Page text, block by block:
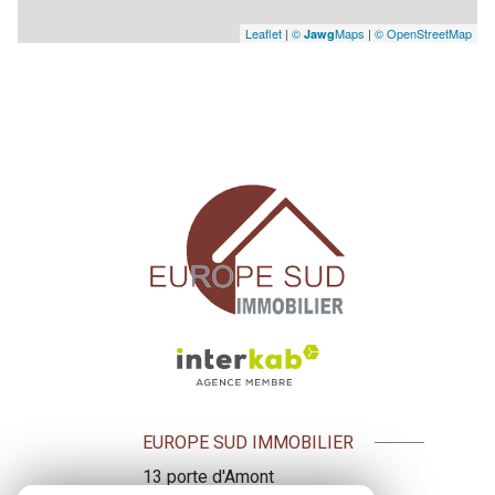
Leaflet | © JawgMaps | © OpenStreetMap
EUROPE SUD IMMOBILIER
13 porte d'Amont